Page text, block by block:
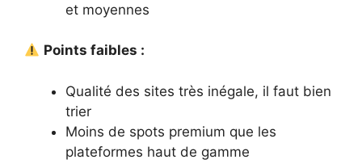
et moyennes
Points faibles :
Qualité des sites très inégale, il faut bien
trier
Moins de spots premium que les
plateformes haut de gamme